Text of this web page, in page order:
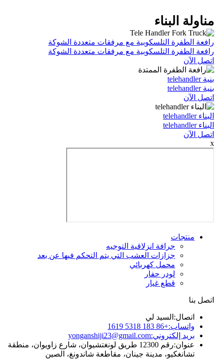
البناء
التلسكوبية مع مرفقات متعددة الشوكة
التلسكوبية مع مرفقات متعددة الشوكة
جرافة انزلاقية التوجيه
جزازات العشب التي يتم التحكم فيها عن بعد
محمل كهربائي
لودر حفار
قطع غيار
السيد لي
إلكتروني: yonganshiji23@gmail.com
رقم 12300 طريق لونغتشيوان، شارع زاويوان، منطقة
مدينة جينان، مقاطعة شاندونغ، الصين